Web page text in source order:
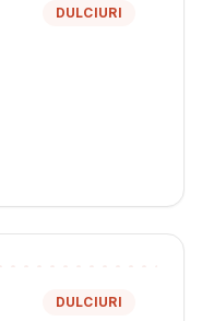
DULCIURI
DULCIURI